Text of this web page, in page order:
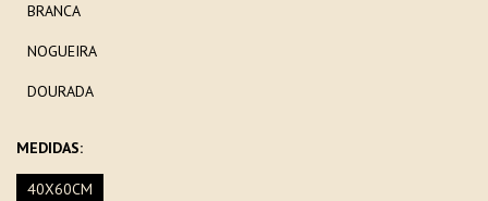
BRANCA
NOGUEIRA
DOURADA
MEDIDAS:
40X60CM